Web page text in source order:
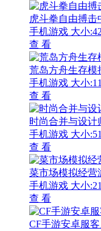
虎斗拳自由搏击
手机游戏 大小
查 看
荒岛方舟生存模
手机游戏 大小
查 看
时尚合并与设计
手机游戏 大小
查 看
菜市场模拟经营
手机游戏 大小
查 看
CF手游安卓服